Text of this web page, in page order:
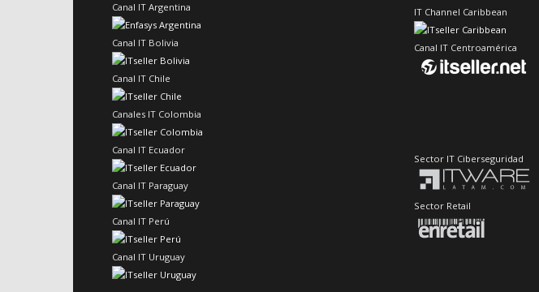
Canal IT Argentina
Canal IT Bolivia
Canal IT Chile
Canales IT Colombia
Canal IT Ecuador
Canal IT Paraguay
Canal IT Perú
Canal IT Uruguay
IT Channel Caribbean
Canal IT Centroamérica
Sector IT Ciberseguridad
Sector Retail